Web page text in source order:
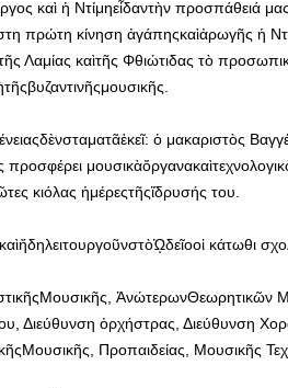
καὶ ἡ Ντίμηεἶδαντὴν προσπάθειά
πρώτη κίνηση ἀγάπηςκαὶἀρωγῆς ἡ
Λαμίας καὶτῆς Φθιώτιδας τὸ
ὁ μακαριστὸς
προσφέρει
κιόλας ἡμέρεςτῆςἵδρυσής του.
κάτωθι
Διεύθυνση ὀρχήστρας, Διεύθυνση
Προπαιδείας, Μουσικῆς